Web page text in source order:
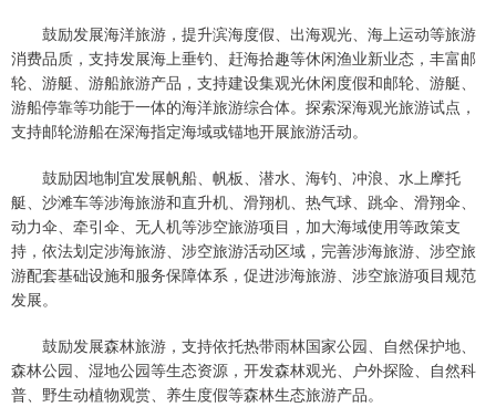
鼓励发展海洋旅游，提升滨海度假、出海观光、海上运动等旅游
消费品质，支持发展海上垂钓、赶海拾趣等休闲渔业新业态，丰富邮
轮、游艇、游船旅游产品，支持建设集观光休闲度假和邮轮、游艇、
游船停靠等功能于一体的海洋旅游综合体。探索深海观光旅游试点，
支持邮轮游船在深海指定海域或锚地开展旅游活动。
鼓励因地制宜发展帆船、帆板、潜水、海钓、冲浪、水上摩托
艇、沙滩车等涉海旅游和直升机、滑翔机、热气球、跳伞、滑翔伞、
动力伞、牵引伞、无人机等涉空旅游项目，加大海域使用等政策支
持，依法划定涉海旅游、涉空旅游活动区域，完善涉海旅游、涉空旅
游配套基础设施和服务保障体系，促进涉海旅游、涉空旅游项目规范
发展。
鼓励发展森林旅游，支持依托热带雨林国家公园、自然保护地、
森林公园、湿地公园等生态资源，开发森林观光、户外探险、自然科
普、野生动植物观赏、养生度假等森林生态旅游产品。